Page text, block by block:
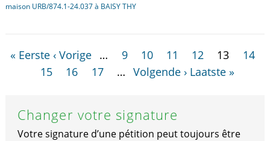
maison URB/874.1-24.037 à BAISY THY
« Eerste ‹ Vorige … 9 10 11 12 13
14
15
16 17 … Volgende › Laatste »
Changer votre signature
Votre signature d’une pétition peut toujours être